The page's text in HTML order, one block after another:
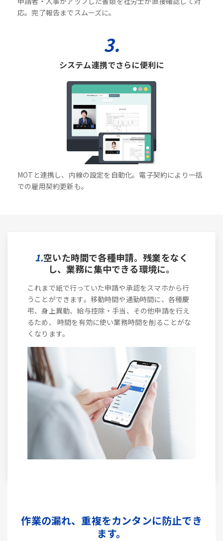
応。完了報告までスムーズに。
3.
システム連携でさらに便利に
MOTと連携し、内線の設定を自動化。電子契約により一括
での雇用契約更新も。
1.空いた時間で各種申請。残業をなく
し、業務に集中できる環境に。
これまで紙で行っていた申請や承認をスマホから行
うことができます。移動時間や通勤時間に、各種慶
弔、身上異動、給与控除・手当、その他申請を行え
るため、 時間を有効に使い業務時間を削ることがな
くなります。
作業の漏れ、重複をカンタンに防止でき
ます。